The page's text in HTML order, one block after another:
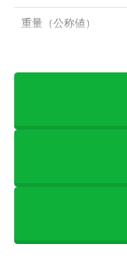
重量（公称値）